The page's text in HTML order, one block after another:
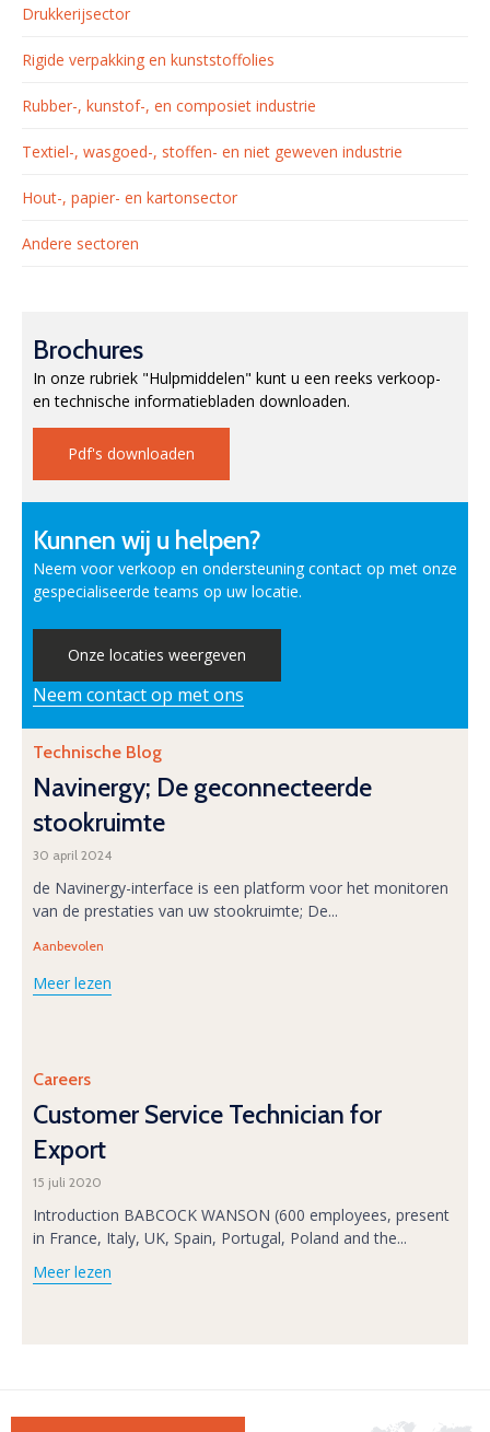
Drukkerijsector
Rigide verpakking en kunststoffolies
Rubber-, kunstof-, en composiet industrie
Textiel-, wasgoed-, stoffen- en niet geweven industrie
Hout-, papier- en kartonsector
Andere sectoren
Brochures
In onze rubriek "Hulpmiddelen" kunt u een reeks verkoop-
en technische informatiebladen downloaden.
Pdf's downloaden
Kunnen wij u helpen?
Neem voor verkoop en ondersteuning contact op met onze
gespecialiseerde teams op uw locatie.
Onze locaties weergeven
Neem contact op met ons
Category
Technische Blog
Navinergy; De geconnecteerde
stookruimte
30 april 2024
de Navinergy-interface is een platform voor het monitoren
van de prestaties van uw stookruimte; De...
Tags
Aanbevolen
Meer lezen
Category
Careers
Customer Service Technician for
Export
15 juli 2020
Introduction BABCOCK WANSON (600 employees, present
in France, Italy, UK, Spain, Portugal, Poland and the...
Meer lezen